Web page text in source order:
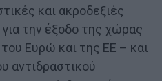
και ακροδεξιές
την έξοδο της χώρας
Ευρώ και της ΕΕ – και
αντιδραστικού